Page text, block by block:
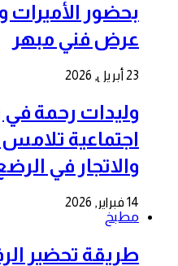
بحضور
عرض فني مبهر
23 أبريل, 2026
اجتماعية
والاتجار في
14 فبراير, 2026
مطبخ
طريقة تحضير